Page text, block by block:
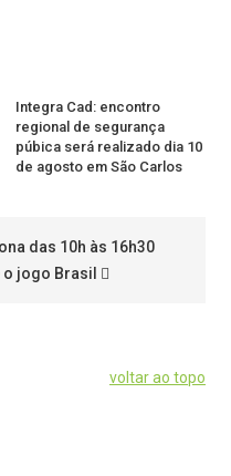
Integra Cad: encontro
regional de segurança
púbica será realizado dia 10
de agosto em São Carlos
das 10h às 16h30
jogo Brasil
voltar ao topo